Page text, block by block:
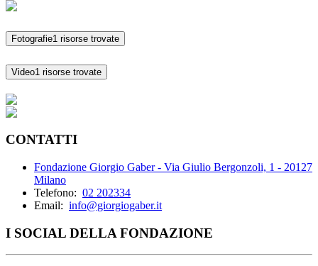
Fotografie1 risorse trovate
Video1 risorse trovate
CONTATTI
Fondazione Giorgio Gaber - Via Giulio Bergonzoli, 1 - 20127
Milano
Telefono: 02 202334
Email: info@giorgiogaber.it
I SOCIAL DELLA FONDAZIONE